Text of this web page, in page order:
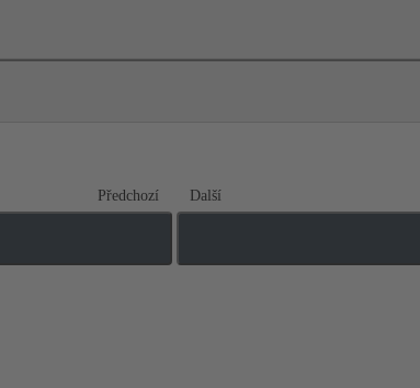
Předchozí Další